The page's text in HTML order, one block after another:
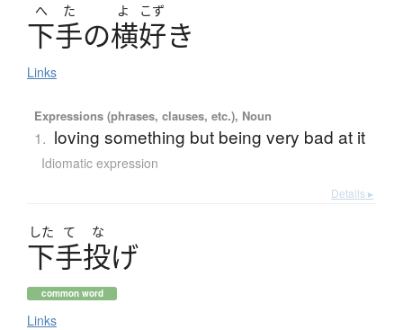
へ た よ こず
下手の横好き
Links
Expressions (phrases, clauses, etc.), Noun
1. loving something but being very bad at it
Idiomatic expression
Details ▸
した て な
下手投げ
common word
Links